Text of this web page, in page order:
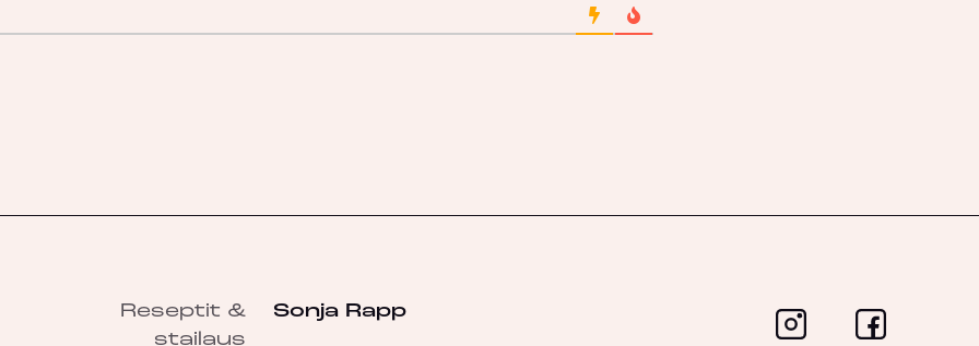
Reseptit &
stailaus
Sonja Rapp